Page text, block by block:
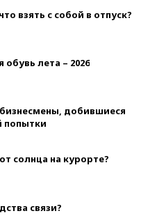
взять с собой в отпуск?
лета – 2026
добившиеся
попытки
солнца на курорте?
связи?